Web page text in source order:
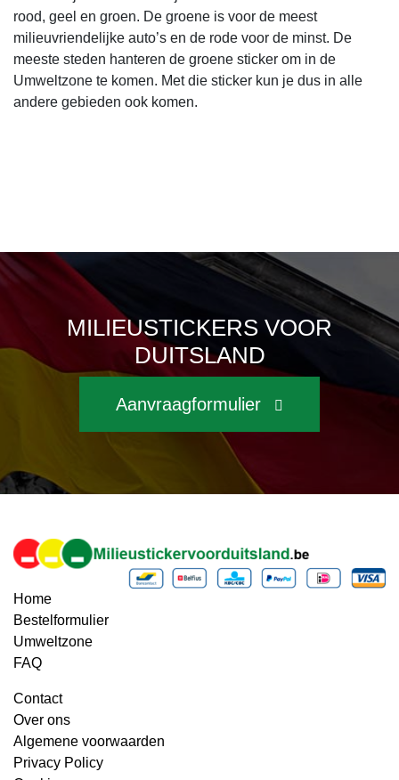
rood, geel en groen. De groene is voor de meest
milieuvriendelijke auto’s en de rode voor de minst. De
meeste steden hanteren de groene sticker om in de
Umweltzone te komen. Met die sticker kun je dus in alle
andere gebieden ook komen.
MILIEUSTICKERS VOOR
DUITSLAND
Aanvraagformulier
Home
Bestelformulier
Umweltzone
FAQ
Contact
Over ons
Algemene voorwaarden
Privacy Policy